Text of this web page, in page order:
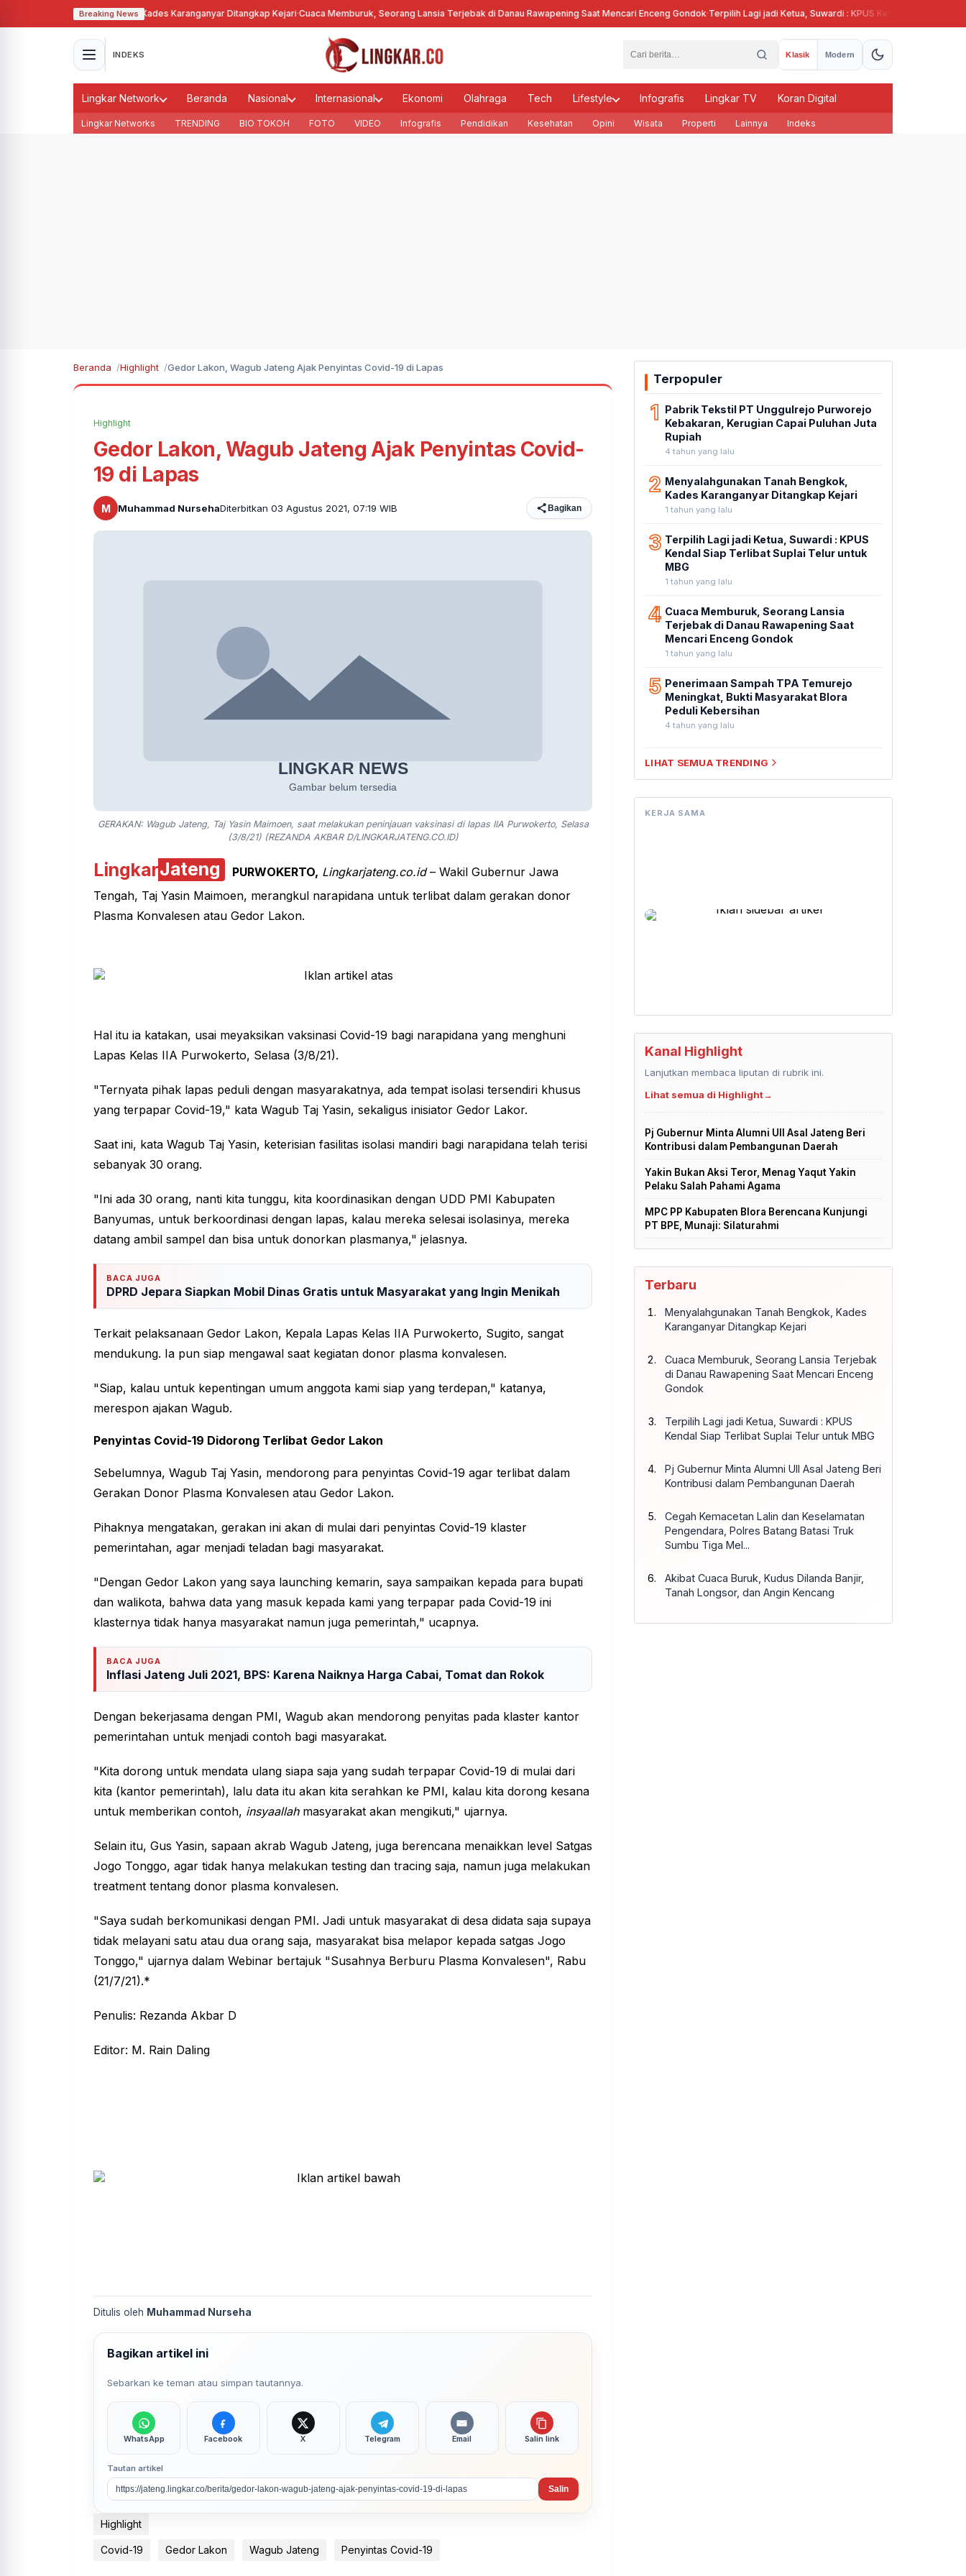
Breaking News
Tanah Bengkok, Kades Karanganyar Ditangkap Kejari· Cuaca Memburuk, Seorang Lansia Terjebak di Danau Rawapening Saat Mencari Enceng Gondok·Terpilih Lagi jadi Ketua, Suwardi : KPUS Kendal Siap Terlibat Suplai
INDEKS Klasik Modern
Lingkar Network Beranda Nasional Internasional Ekonomi Olahraga Tech Lifestyle Infografis Lingkar TV Koran Digital
Lingkar Networks TRENDING BIO TOKOH FOTO VIDEO Infografis Pendidikan Kesehatan Opini Wisata Properti Lainnya Indeks
Beranda Highlight Gedor Lakon, Wagub Jateng Ajak Penyintas Covid-19 di Lapas
Highlight
Gedor Lakon, Wagub Jateng Ajak Penyintas Covid-
19 di Lapas
M Muhammad NursehaDiterbitkan 03 Agustus 2021, 07:19 WIB Bagikan
GERAKAN: Wagub Jateng, Taj Yasin Maimoen, saat melakukan peninjauan vaksinasi di lapas IIA Purwokerto, Selasa
(3/8/21) (REZANDA AKBAR D/LINGKARJATENG.CO.ID)
LingkarJateng PURWOKERTO, Lingkarjateng.co.id– Wakil Gubernur Jawa
Tengah, Taj Yasin Maimoen, merangkul narapidana untuk terlibat dalam gerakan donor
Plasma Konvalesen atau Gedor Lakon.
Hal itu ia katakan, usai meyaksikan vaksinasi Covid-19 bagi narapidana yang menghuni
Lapas Kelas IIA Purwokerto, Selasa (3/8/21).
"Ternyata pihak lapas peduli dengan masyarakatnya, ada tempat isolasi tersendiri khusus
yang terpapar Covid-19," kata Wagub Taj Yasin, sekaligus inisiator Gedor Lakor.
Saat ini, kata Wagub Taj Yasin, keterisian fasilitas isolasi mandiri bagi narapidana telah terisi
sebanyak 30 orang.
"Ini ada 30 orang, nanti kita tunggu, kita koordinasikan dengan UDD PMI Kabupaten
Banyumas, untuk berkoordinasi dengan lapas, kalau mereka selesai isolasinya, mereka
datang ambil sampel dan bisa untuk donorkan plasmanya," jelasnya.
BACA JUGA
DPRD Jepara Siapkan Mobil Dinas Gratis untuk Masyarakat yang Ingin Menikah
Terkait pelaksanaan Gedor Lakon, Kepala Lapas Kelas IIA Purwokerto, Sugito, sangat
mendukung. Ia pun siap mengawal saat kegiatan donor plasma konvalesen.
"Siap, kalau untuk kepentingan umum anggota kami siap yang terdepan," katanya,
merespon ajakan Wagub.
Penyintas Covid-19 Didorong Terlibat Gedor Lakon
Sebelumnya, Wagub Taj Yasin, mendorong para penyintas Covid-19 agar terlibat dalam
Gerakan Donor Plasma Konvalesen atau Gedor Lakon.
Pihaknya mengatakan, gerakan ini akan di mulai dari penyintas Covid-19 klaster
pemerintahan, agar menjadi teladan bagi masyarakat.
"Dengan Gedor Lakon yang saya launching kemarin, saya sampaikan kepada para bupati
dan walikota, bahwa data yang masuk kepada kami yang terpapar pada Covid-19 ini
klasternya tidak hanya masyarakat namun juga pemerintah," ucapnya.
BACA JUGA
Inflasi Jateng Juli 2021, BPS: Karena Naiknya Harga Cabai, Tomat dan Rokok
Dengan bekerjasama dengan PMI, Wagub akan mendorong penyitas pada klaster kantor
pemerintahan untuk menjadi contoh bagi masyarakat.
"Kita dorong untuk mendata ulang siapa saja yang sudah terpapar Covid-19 di mulai dari
kita (kantor pemerintah), lalu data itu akan kita serahkan ke PMI, kalau kita dorong kesana
untuk memberikan contoh, insyaallahmasyarakat akan mengikuti," ujarnya.
Selain itu, Gus Yasin, sapaan akrab Wagub Jateng, juga berencana menaikkan level Satgas
Jogo Tonggo, agar tidak hanya melakukan testing dan tracing saja, namun juga melakukan
treatment tentang donor plasma konvalesen.
"Saya sudah berkomunikasi dengan PMI. Jadi untuk masyarakat di desa didata saja supaya
tidak melayani satu atau dua orang saja, masyarakat bisa melapor kepada satgas Jogo
Tonggo," ujarnya dalam Webinar bertajuk "Susahnya Berburu Plasma Konvalesen", Rabu
(21/7/21).*
Penulis: Rezanda Akbar D
Editor: M. Rain Daling
Ditulis oleh Muhammad Nurseha
Bagikan artikel ini
Sebarkan ke teman atau simpan tautannya.
WhatsApp Facebook X Telegram Email Salin link
Tautan artikel
Salin
Highlight
Covid-19 Gedor Lakon Wagub Jateng Penyintas Covid-19
Terpopuler
1 Pabrik Tekstil PT Unggulrejo Purworejo
Kebakaran, Kerugian Capai Puluhan Juta
Rupiah
4 tahun yang lalu
2 Menyalahgunakan Tanah Bengkok,
Kades Karanganyar Ditangkap Kejari
1 tahun yang lalu
3 Terpilih Lagi jadi Ketua, Suwardi : KPUS
Kendal Siap Terlibat Suplai Telur untuk
MBG
1 tahun yang lalu
4 Cuaca Memburuk, Seorang Lansia
Terjebak di Danau Rawapening Saat
Mencari Enceng Gondok
1 tahun yang lalu
5 Penerimaan Sampah TPA Temurejo
Meningkat, Bukti Masyarakat Blora
Peduli Kebersihan
4 tahun yang lalu
LIHAT SEMUA TRENDING
KERJA SAMA
Kanal Highlight
Lanjutkan membaca liputan di rubrik ini.
Lihat semua di Highlight→
Pj Gubernur Minta Alumni UII Asal Jateng Beri
Kontribusi dalam Pembangunan Daerah
Yakin Bukan Aksi Teror, Menag Yaqut Yakin
Pelaku Salah Pahami Agama
MPC PP Kabupaten Blora Berencana Kunjungi
PT BPE, Munaji: Silaturahmi
Terbaru
Menyalahgunakan Tanah Bengkok, Kades
Karanganyar Ditangkap Kejari
Cuaca Memburuk, Seorang Lansia Terjebak
di Danau Rawapening Saat Mencari Enceng
Gondok
Terpilih Lagi jadi Ketua, Suwardi : KPUS
Kendal Siap Terlibat Suplai Telur untuk MBG
Pj Gubernur Minta Alumni UII Asal Jateng Beri
Kontribusi dalam Pembangunan Daerah
Cegah Kemacetan Lalin dan Keselamatan
Pengendara, Polres Batang Batasi Truk
Sumbu Tiga Mel...
Akibat Cuaca Buruk, Kudus Dilanda Banjir,
Tanah Longsor, dan Angin Kencang